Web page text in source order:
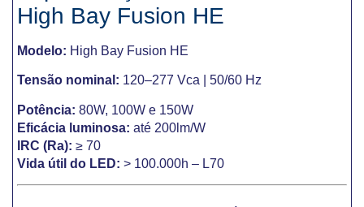
High Bay Fusion HE
Modelo: High Bay Fusion HE
Tensão nominal: 120–277 Vca | 50/60 Hz
Potência: 80W, 100W e 150W
Eficácia luminosa: até 200lm/W
IRC (Ra): ≥ 70
Vida útil do LED: > 100.000h – L70